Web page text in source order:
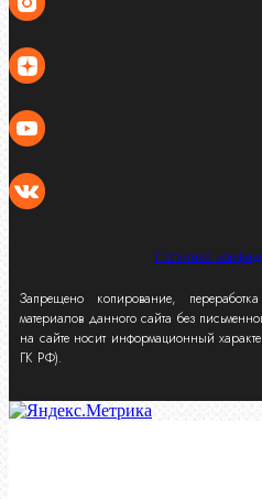
Политика
Запрещено копирование,
материалов данного сайта без
на сайте носит информационный
ГК РФ).